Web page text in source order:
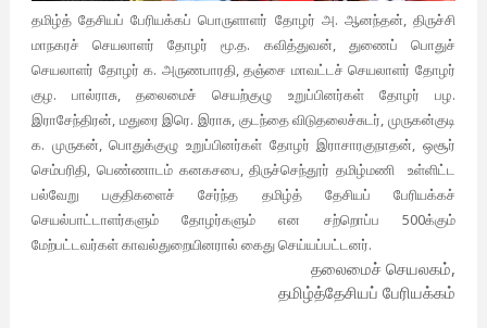
தமிழ்த் தேசியப் பேரியக்கப் பொருளாளர் தோழர் அ. ஆனந்தன், திருச்சி
மாநகரச் செயலாளர் தோழர் மூ.த. கவித்துவன், துணைப் பொதுச்
செயலாளர் தோழர் க. அருணபாரதி, தஞ்சை மாவட்டச் செயலாளர் தோழர்
குழ. பால்ராசு, தலைமைச் செயற்குழு உறுப்பினர்கள் தோழர் பழ.
இராசேந்திரன், மதுரை இரெ. இராசு, குடந்தை விடுதலைச்சுடர், முருகன்குடி
க. முருகன், பொதுக்குழு உறுப்பினர்கள் தோழர் இராசாரகுநாதன், ஒசூர்
செம்பரிதி, பெண்ணாடம் கனகசபை, திருச்செந்தூர் தமிழ்மணி உள்ளிட்ட
பல்வேறு பகுதிகளைச் சேர்ந்த தமிழ்த் தேசியப் பேரியக்கச்
செயல்பாட்டாளர்களும் தோழர்களும் என சற்றொப்ப 500க்கும்
மேற்பட்டவர்கள் காவல்துறையினரால் கைது செய்யப்பட்டனர்.
தலைமைச் செயலகம்,
தமிழ்த்தேசியப் பேரியக்கம்